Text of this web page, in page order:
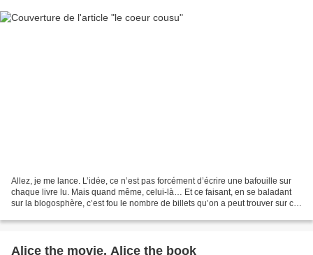
Allez, je me lance. L’idée, ce n’est pas forcément d’écrire une bafouille sur
chaque livre lu. Mais quand même, celui-là… Et ce faisant, en se baladant
sur la blogosphère, c’est fou le nombre de billets qu’on a peut trouver sur ce
Alice the movie, Alice the book